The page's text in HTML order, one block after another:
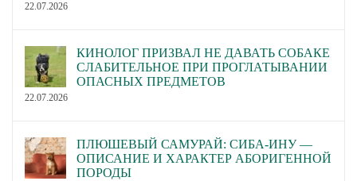
22.07.2026
КИНОЛОГ ПРИЗВАЛ НЕ ДАВАТЬ СОБАКЕ
СЛАБИТЕЛЬНОЕ ПРИ ПРОГЛАТЫВАНИИ
ОПАСНЫХ ПРЕДМЕТОВ
22.07.2026
ПЛЮШЕВЫЙ САМУРАЙ: СИБА-ИНУ —
ОПИСАНИЕ И ХАРАКТЕР АБОРИГЕННОЙ
ПОРОДЫ